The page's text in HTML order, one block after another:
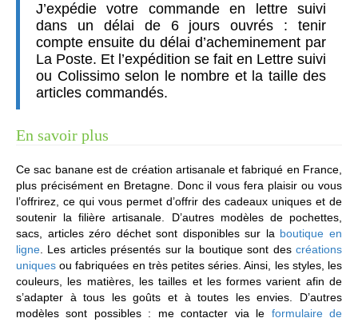
J’expédie votre commande en lettre suivi
dans un délai de 6 jours ouvrés : tenir
compte ensuite du délai d’acheminement par
La Poste. Et l’expédition se fait en Lettre suivi
ou Colissimo selon le nombre et la taille des
articles commandés.
En savoir plus
Ce sac banane est de création artisanale et fabriqué en France,
plus précisément en Bretagne. Donc il vous fera plaisir ou vous
l’offrirez, ce qui vous permet d’offrir des cadeaux uniques et de
soutenir la filière artisanale. D’autres modèles de pochettes,
sacs, articles zéro déchet sont disponibles sur la boutique en
ligne . Les articles présentés sur la boutique sont des créations
uniques ou fabriquées en très petites séries. Ainsi, les styles, les
couleurs, les matières, les tailles et les formes varient afin de
s’adapter à tous les goûts et à toutes les envies. D’autres
modèles sont possibles : me contacter via le formulaire de